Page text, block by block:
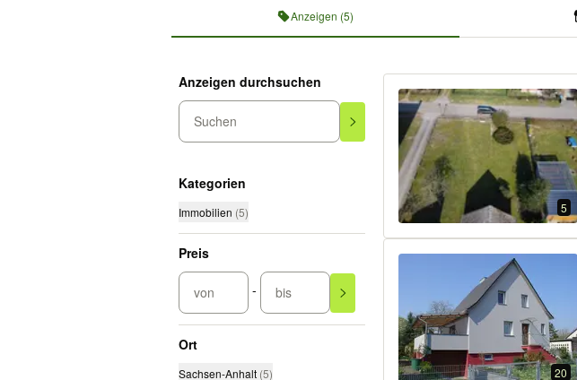
Anzeigen (5)
Anzeigen durchsuchen
Suchen
Kategorien
Immobilien (5)
Preis
von - bis
Ort
Sachsen-Anhalt (5)
5
20